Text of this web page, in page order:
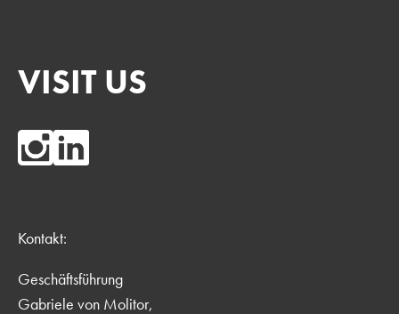
VISIT US
Kontakt:
Geschäftsführung
Gabriele von Molitor,